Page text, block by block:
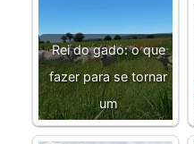
Rei do gado: o que
fazer para se tornar
um